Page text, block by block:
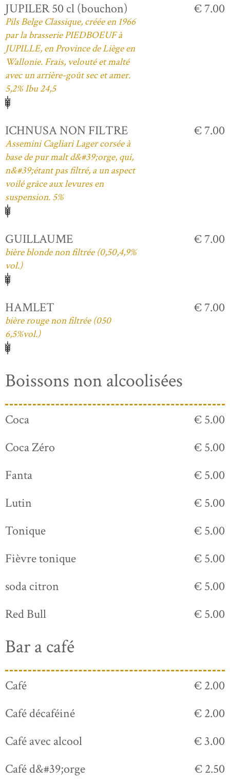
JUPILER 50 cl (bouchon)
Pils Belge Classique, créée en 1966
par la brasserie PIEDBOEUF à
JUPILLE, en Province de Liège en
Wallonie. Frais, velouté et malté
avec un arrière-goût sec et amer.
5,2% Ibu 24,5
€ 7.00
ICHNUSA NON FILTRE
Assemini Cagliari Lager corsée à
base de pur malt d&#39;orge, qui,
n&#39;étant pas filtré, a un aspect
voilé grâce aux levures en
suspension. 5%
€ 7.00
GUILLAUME
bière blonde non filtrée (0,50,4,9%
vol.)
€ 7.00
HAMLET
bière rouge non filtrée (050
6,5%vol.)
€ 7.00
Boissons non alcoolisées
Coca
€ 5.00
Coca Zéro
€ 5.00
Fanta
€ 5.00
Lutin
€ 5.00
Tonique
€ 5.00
Fièvre tonique
€ 5.00
soda citron
€ 5.00
Red Bull
€ 5.00
Bar a café
Café
€ 2.00
Café décaféiné
€ 2.00
Café avec alcool
€ 3.00
Café d&#39;orge
€ 2.50